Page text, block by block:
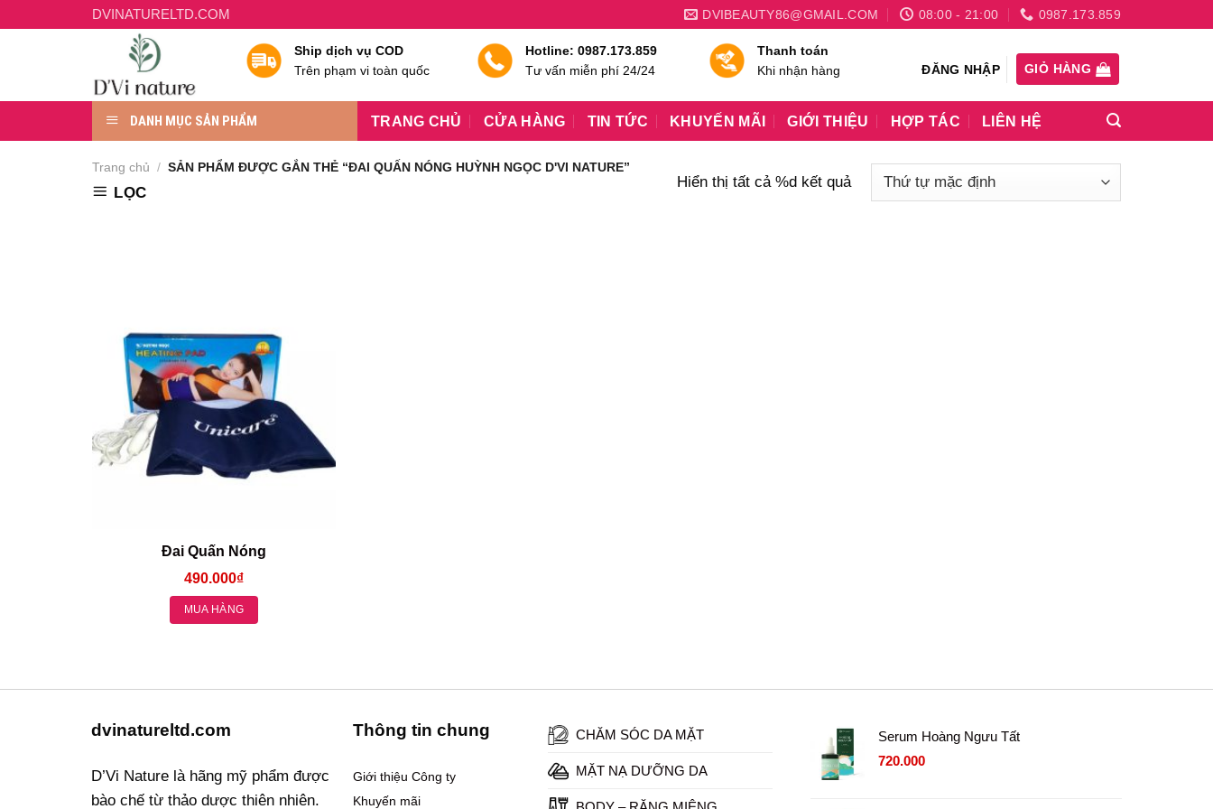
DVINATURELTD.COM DVIBEAUTY86@GMAIL.COM 08:00 - 21:00 0987.173.859
Ship dịch vụ COD
Trên phạm vi toàn quốc
Hotline: 0987.173.859
Tư vấn miễn phí 24/24
Thanh toán
Khi nhận hàng
ĐĂNG NHẬP GIỎ HÀNG
DANH MỤC SẢN PHẨM TRANG CHỦ CỬA HÀNG TIN TỨC KHUYẾN MÃI GIỚI THIỆU HỢP TÁC LIÊN HỆ
Trang chủ / SẢN PHẨM ĐƯỢC GẮN THẺ “ĐAI QUẤN NÓNG HUỲNH NGỌC D'VI NATURE”
LỌC
Hiển thị tất cả %d kết quả
Đai Quấn Nóng
490.000₫
MUA HÀNG
dvinatureltd.com
D’Vi Nature là hãng mỹ phẩm được
bào chế từ thảo dược thiên nhiên.
Thông tin chung
Giới thiệu Công ty
Khuyến mãi
CHĂM SÓC DA MẶT
MẶT NẠ DƯỠNG DA
Serum Hoàng Ngưu Tất
720.000